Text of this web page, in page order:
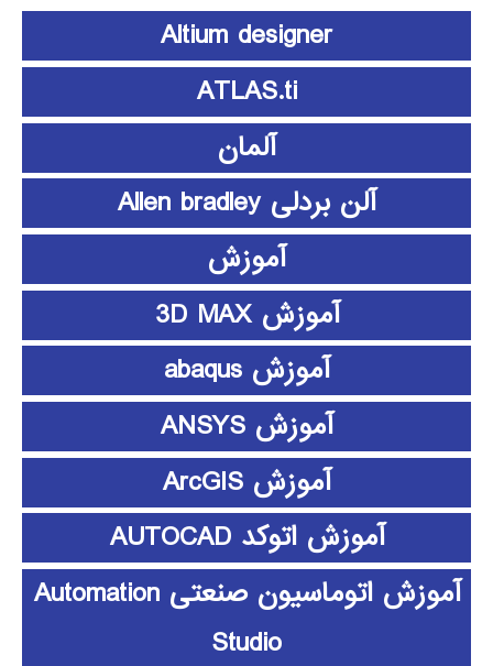
Altium designer
ATLAS.ti
آلمان
آلن بردلی Allen bradley
آموزش
آموزش 3D MAX
آموزش abaqus
آموزش ANSYS
آموزش ArcGIS
آموزش اتوکد AUTOCAD
آموزش اتوماسیون صنعتی Automation
Studio